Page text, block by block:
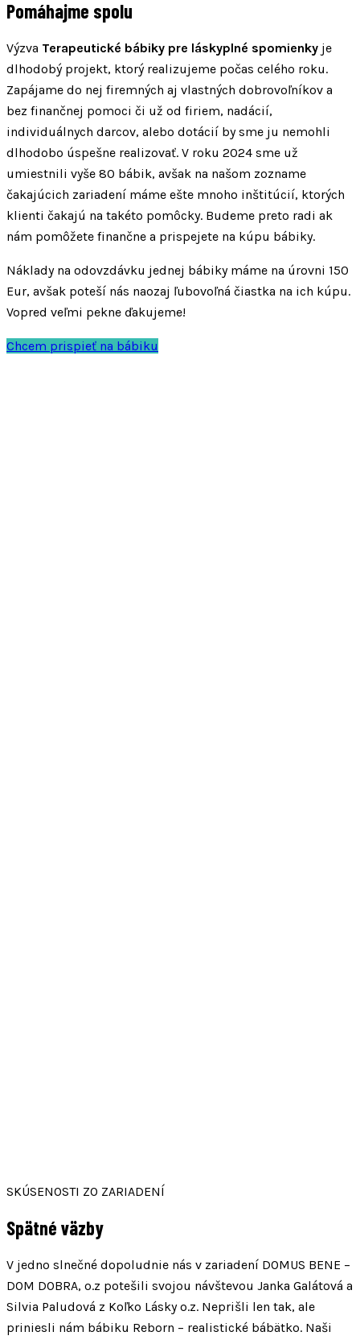
Pomáhajme spolu
Výzva Terapeutické bábiky pre láskyplné spomienky je
dlhodobý projekt, ktorý realizujeme počas celého roku.
Zapájame do nej firemných aj vlastných dobrovoľníkov a
bez finančnej pomoci či už od firiem, nadácií,
individuálnych darcov, alebo dotácií by sme ju nemohli
dlhodobo úspešne realizovať. V roku 2024 sme už
umiestnili vyše 80 bábik, avšak na našom zozname
čakajúcich zariadení máme ešte mnoho inštitúcií, ktorých
klienti čakajú na takéto pomôcky. Budeme preto radi ak
nám pomôžete finančne a prispejete na kúpu bábiky.
Náklady na odovzdávku jednej bábiky máme na úrovni 150
Eur, avšak poteší nás naozaj ľubovoľná čiastka na ich kúpu.
Vopred veľmi pekne ďakujeme!
Chcem prispieť na bábiku
SKÚSENOSTI ZO ZARIADENÍ
Spätné väzby
V jedno slnečné dopoludnie nás v zariadení DOMUS BENE –
DOM DOBRA, o.z potešili svojou návštevou Janka Galátová a
Silvia Paludová z Koľko Lásky o.z. Neprišli len tak, ale
priniesli nám bábiku Reborn – realistické bábätko. Naši